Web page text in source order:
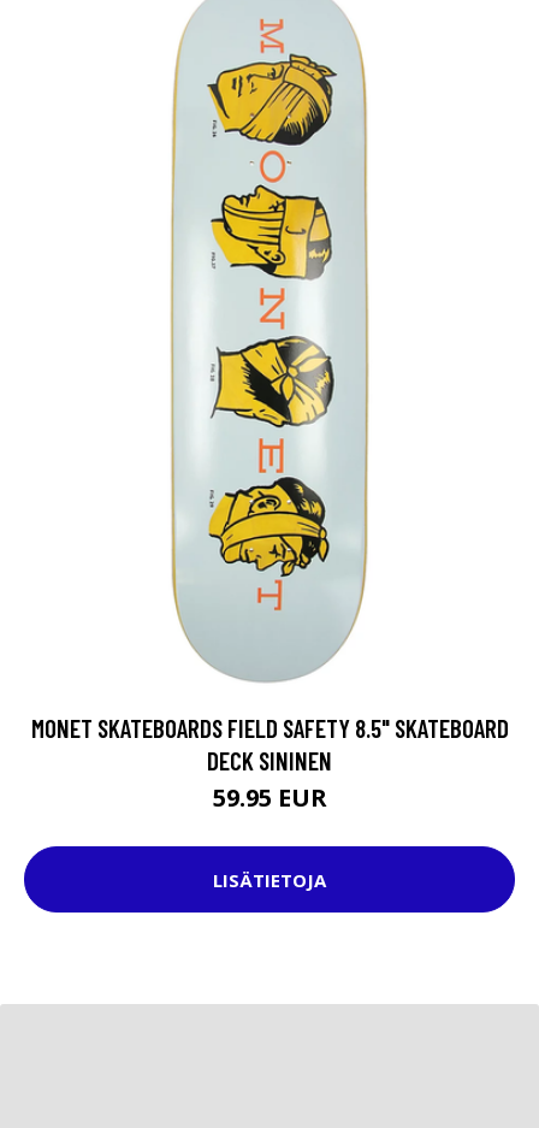
MONET SKATEBOARDS FIELD SAFETY 8.5" SKATEBOARD
DECK SININEN
59.95 EUR
LISÄTIETOJA